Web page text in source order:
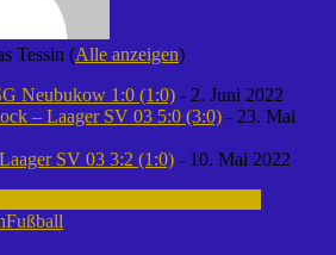
Tessin (Alle anzeigen)
Neubukow 1:0 (1:0) - 2. Juni 2022
– Laager SV 03 5:0 (3:0) - 23. Mai
SV 03 3:2 (1:0) - 10. Mai 2022
Fußball